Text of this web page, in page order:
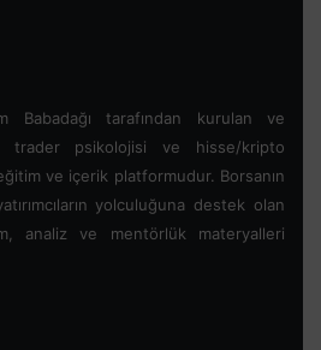
Babadağı tarafından kurulan ve
trader psikolojisi ve hisse/kripto
ve içerik platformudur. Borsanın
yolculuğuna destek olan
analiz ve mentörlük materyalleri